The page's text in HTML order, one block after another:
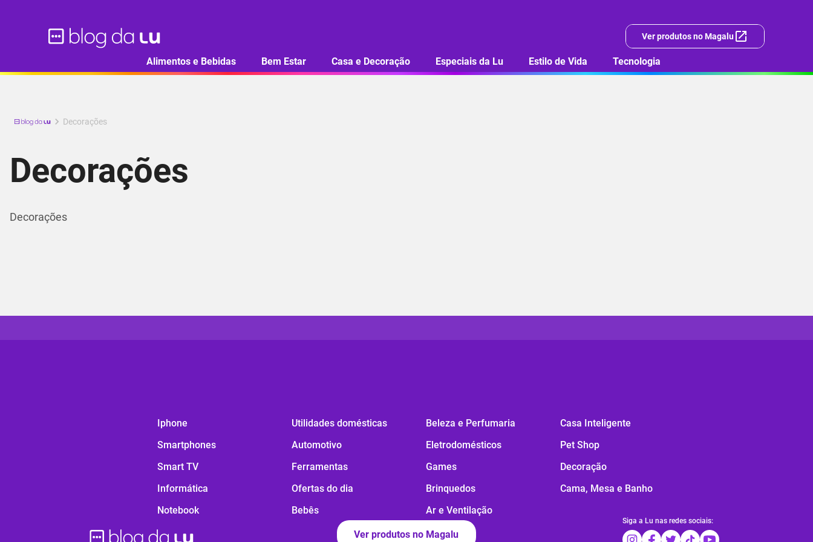
Ver produtos no Magalu
Alimentos e Bebidas Bem Estar Casa e Decoração Especiais da Lu Estilo de Vida Tecnologia
Decorações
Decorações
Decorações
Iphone
Smartphones
Smart TV
Informática
Notebook
Utilidades domésticas
Automotivo
Ferramentas
Ofertas do dia
Bebês
Beleza e Perfumaria
Eletrodomésticos
Games
Brinquedos
Ar e Ventilação
Casa Inteligente
Pet Shop
Decoração
Cama, Mesa e Banho
Ver produtos no Magalu
Siga a Lu nas redes sociais: